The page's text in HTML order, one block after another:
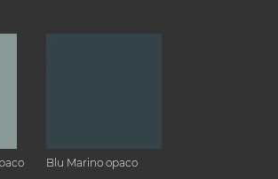
Blu Marino opaco